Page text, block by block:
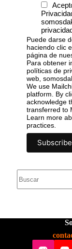
Puede darse
haciendo clic
página de
Para obtener
políticas de
web,
We use
platform. By
acknowledge
transferred to
Learn more
practices.